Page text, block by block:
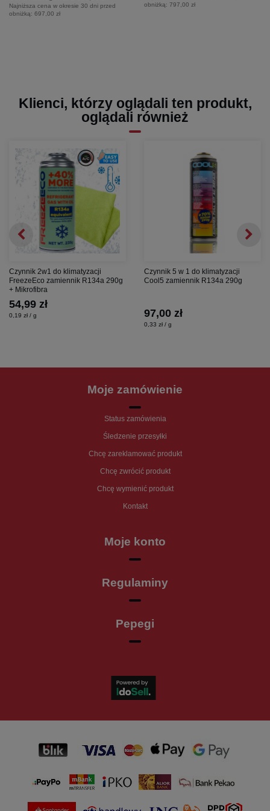
Najniższa cena w okresie 30 dni przed
obniżką: 697,00 zł
obniżką: 797,00 zł
Klienci, którzy oglądali ten produkt,
oglądali również
Czynnik 2w1 do klimatyzacji
FreezeEco zamiennik R134a 290g
+ Mikrofibra
54,99 zł
0,19 zł / g
Czynnik 5 w 1 do klimatyzacji
Cool5 zamiennik R134a 290g
97,00 zł
0,33 zł / g
Moje zamówienie
Status zamówienia
Śledzenie przesyłki
Chcę zareklamować produkt
Chcę zwrócić produkt
Chcę wymienić produkt
Kontakt
Moje konto
Regulaminy
Pepegi